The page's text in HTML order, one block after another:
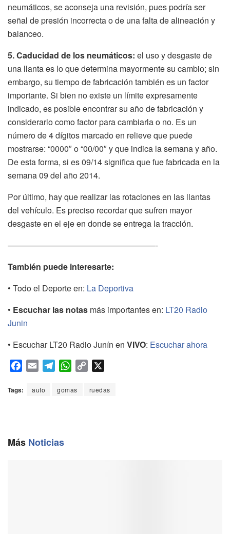
neumáticos, se aconseja una revisión, pues podría ser
señal de presión incorrecta o de una falta de alineación y
balanceo.
5. Caducidad de los neumáticos: el uso y desgaste de
una llanta es lo que determina mayormente su cambio; sin
embargo, su tiempo de fabricación también es un factor
importante. Si bien no existe un límite expresamente
indicado, es posible encontrar su año de fabricación y
considerarlo como factor para cambiarla o no. Es un
número de 4 dígitos marcado en relieve que puede
mostrarse: “0000″ o “00/00″ y que indica la semana y año.
De esta forma, si es 09/14 significa que fue fabricada en la
semana 09 del año 2014.
Por último, hay que realizar las rotaciones en las llantas
del vehículo. Es preciso recordar que sufren mayor
desgaste en el eje en donde se entrega la tracción.
——————————————————-
También puede interesarte:
• Todo el Deporte en: La Deportiva
• Escuchar las notas más importantes en: LT20 Radio
Junin
• Escuchar LT20 Radio Junín en VIVO: Escuchar ahora
c
o
a
a
W
a
p
Tags: auto gomas ruedas
Más Noticias